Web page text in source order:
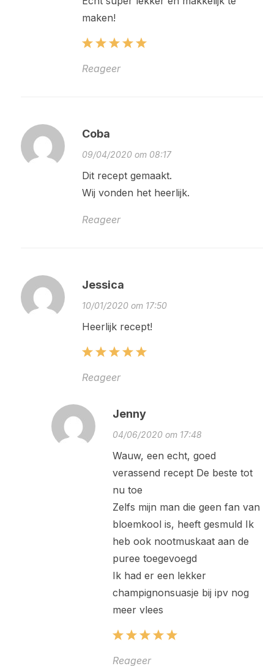
maken!
Reageer
Coba
09/04/2020 om 08:17
Dit recept gemaakt.
Wij vonden het heerlijk.
Reageer
Jessica
10/01/2020 om 17:50
Heerlijk recept!
Reageer
Jenny
04/06/2020 om 17:48
Wauw, een echt, goed
verassend recept De beste tot
nu toe
Zelfs mijn man die geen fan van
bloemkool is, heeft gesmuld Ik
heb ook nootmuskaat aan de
puree toegevoegd
Ik had er een lekker
champignonsuasje bij ipv nog
meer vlees
Reageer